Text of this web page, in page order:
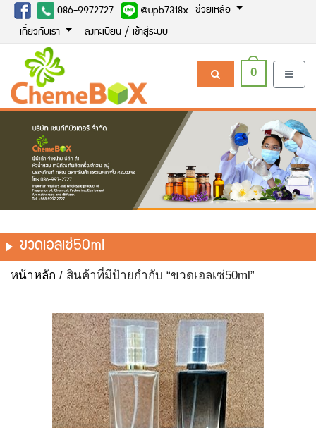
086-9972727 @upb7318x ช่วยเหลือ
เกี่ยวกับเรา ลงทะเบียน / เข้าสู่ระบบ
0
ขวดเอลเซ่50ml
หน้าหลัก / สินค้าที่มีป้ายกำกับ “ขวดเอลเซ่50ml”